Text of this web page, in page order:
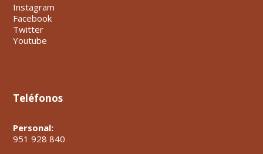
Instagram
Facebook
Twitter
Youtube
Teléfonos
Personal:
951 928 840